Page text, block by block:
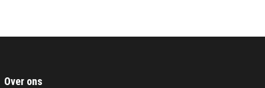
Over ons